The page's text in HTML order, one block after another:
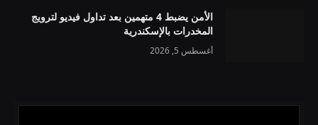
الأمن يضبط 4 متهمين بعد تداول فيديو لترويج
المخدرات بالإسكندرية
أغسطس 5, 2026